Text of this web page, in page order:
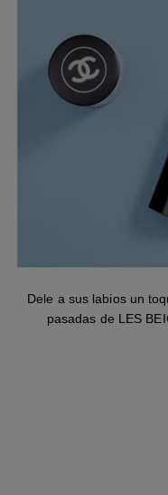
Dele a sus labios un
pasadas de LES